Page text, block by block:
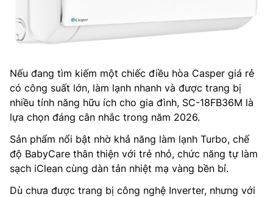
Nếu đang tìm kiếm một chiếc điều hòa Casper giá rẻ
có công suất lớn, làm lạnh nhanh và được trang bị
nhiều tính năng hữu ích cho gia đình, SC-18FB36M là
lựa chọn đáng cân nhắc trong năm 2026.
Sản phẩm nổi bật nhờ khả năng làm lạnh Turbo, chế
độ BabyCare thân thiện với trẻ nhỏ, chức năng tự làm
sạch iClean cùng dàn tản nhiệt mạ vàng bền bỉ.
Dù chưa được trang bị công nghệ Inverter, nhưng với